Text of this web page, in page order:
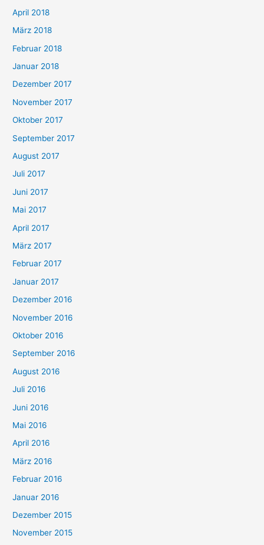
April 2018
März 2018
Februar 2018
Januar 2018
Dezember 2017
November 2017
Oktober 2017
September 2017
August 2017
Juli 2017
Juni 2017
Mai 2017
April 2017
März 2017
Februar 2017
Januar 2017
Dezember 2016
November 2016
Oktober 2016
September 2016
August 2016
Juli 2016
Juni 2016
Mai 2016
April 2016
März 2016
Februar 2016
Januar 2016
Dezember 2015
November 2015